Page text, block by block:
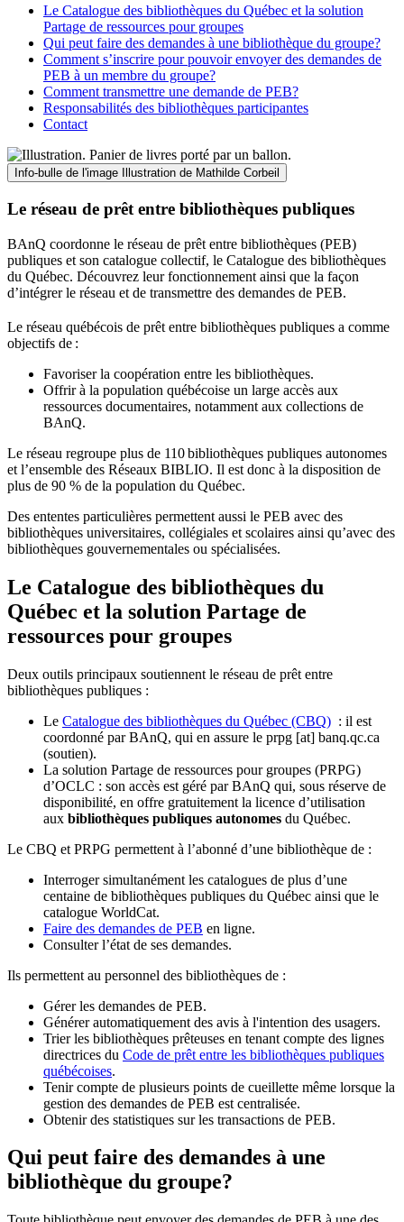
Le Catalogue des bibliothèques du Québec et la solution
Partage de ressources pour groupes
Qui peut faire des demandes à une bibliothèque du groupe?
Comment s’inscrire pour pouvoir envoyer des demandes de
PEB à un membre du groupe?
Comment transmettre une demande de PEB?
Responsabilités des bibliothèques participantes
Contact
Info-bulle de l'image Illustration de Mathilde Corbeil
Le réseau de prêt entre bibliothèques publiques
BAnQ coordonne le réseau de prêt entre bibliothèques (PEB)
publiques et son catalogue collectif, le Catalogue des bibliothèques
du Québec. Découvrez leur fonctionnement ainsi que la façon
d’intégrer le réseau et de transmettre des demandes de PEB.
Le réseau québécois de prêt entre bibliothèques publiques a comme
objectifs de :
Favoriser la coopération entre les bibliothèques.
Offrir à la population québécoise un large accès aux
ressources documentaires, notamment aux collections de
BAnQ.
Le réseau regroupe plus de 110bibliothèques publiques autonomes
et l’ensemble des Réseaux BIBLIO. Il est donc à la disposition de
plus de 90 % de la population du Québec.
Des ententes particulières permettent aussi le PEB avec des
bibliothèques universitaires, collégiales et scolaires ainsi qu’avec des
bibliothèques gouvernementales ou spécialisées.
Le Catalogue des bibliothèques du
Québec et la solution Partage de
ressources pour groupes
Deux outils principaux soutiennent le réseau de prêt entre
bibliothèques publiques :
Le Catalogue des bibliothèques du Québec (CBQ) : il est
coordonné par BAnQ, qui en assure le prpg [at] banq.qc.ca
(soutien).
La solution Partage de ressources pour groupes (PRPG)
d’OCLC : son accès est géré par BAnQ qui, sous réserve de
disponibilité, en offre gratuitement la licence d’utilisation
aux bibliothèques publiques autonomes du Québec.
Le CBQ et PRPG permettent à l’abonné d’une bibliothèque de :
Interroger simultanément les catalogues de plus d’une
centaine de bibliothèques publiques du Québec ainsi que le
catalogue WorldCat.
Faire des demandes de PEB en ligne.
Consulter l’état de ses demandes.
Ils permettent au personnel des bibliothèques de :
Gérer les demandes de PEB.
Générer automatiquement des avis à l'intention des usagers.
Trier les bibliothèques prêteuses en tenant compte des lignes
directrices du Code de prêt entre les bibliothèques publiques
québécoises.
Tenir compte de plusieurs points de cueillette même lorsque la
gestion des demandes de PEB est centralisée.
Obtenir des statistiques sur les transactions de PEB.
Qui peut faire des demandes à une
bibliothèque du groupe?